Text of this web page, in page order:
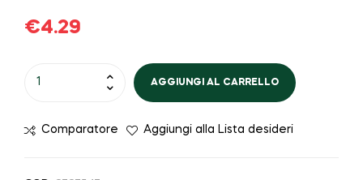
€4.29
AGGIUNGI AL CARRELLO
Comparatore Aggiungi alla Lista desideri